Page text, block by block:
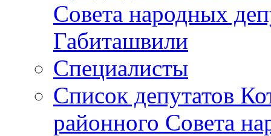
Совета народных
Габиташвили
Специалисты
Список депутатов
районного Совета